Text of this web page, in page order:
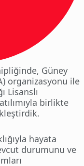
Güney
organizasyonu ile
Lisanslı
birlikte
hayata
durumunu ve